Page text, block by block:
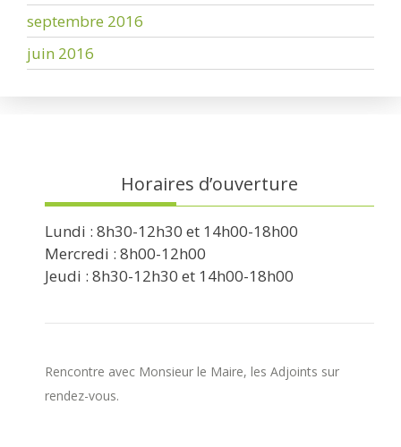
septembre 2016
juin 2016
Horaires d’ouverture
Lundi : 8h30-12h30 et 14h00-18h00
Mercredi : 8h00-12h00
Jeudi : 8h30-12h30 et 14h00-18h00
Rencontre avec Monsieur le Maire, les Adjoints sur
rendez-vous.